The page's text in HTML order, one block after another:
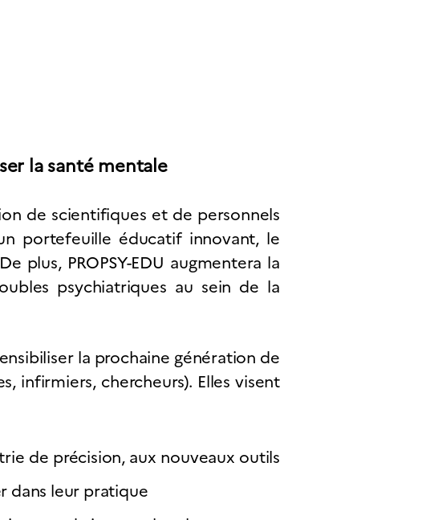
la santé mentale
de scientifiques et de personnels
portefeuille éducatif innovant, le
plus, PROPSY-EDU augmentera la
psychiatriques au sein de la
la prochaine génération de
infirmiers, chercheurs). Elles visent
de précision, aux nouveaux outils
dans leur pratique